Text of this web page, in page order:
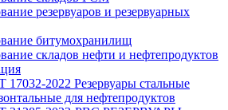
резервуаров и резервуарных
битумохранилищ
складов нефти и нефтепродуктов
2022 Резервуары стальные
для нефтепродуктов